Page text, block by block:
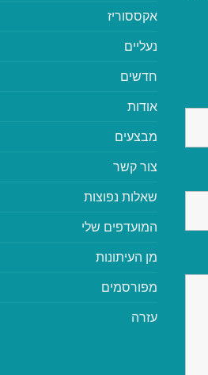
אקססוריז
נעליים
חדשים
אודות
מבצעים
צור קשר
שאלות נפוצות
המועדפים שלי
מן העיתונות
מפורסמים
עזרה